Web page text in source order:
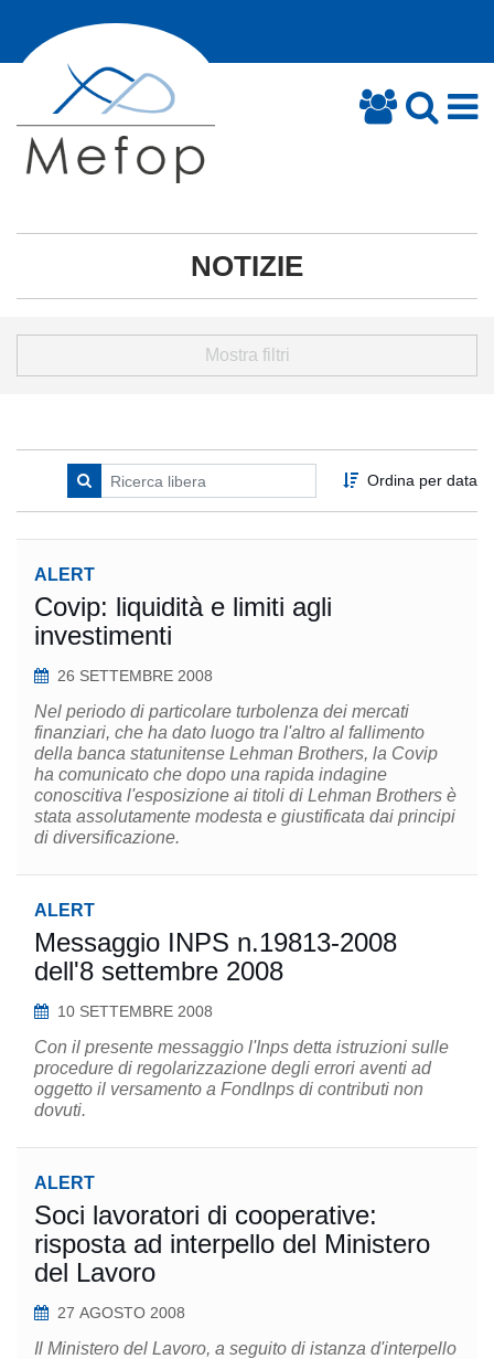
NOTIZIE
Mostra filtri
Ordina per data
ALERT
Covip: liquidità e limiti agli
investimenti
26 SETTEMBRE 2008
Nel periodo di particolare turbolenza dei mercati
finanziari, che ha dato luogo tra l'altro al fallimento
della banca statunitense Lehman Brothers, la Covip
ha comunicato che dopo una rapida indagine
conoscitiva l'esposizione ai titoli di Lehman Brothers è
stata assolutamente modesta e giustificata dai principi
di diversificazione.
ALERT
Messaggio INPS n.19813-2008
dell'8 settembre 2008
10 SETTEMBRE 2008
Con il presente messaggio l'Inps detta istruzioni sulle
procedure di regolarizzazione degli errori aventi ad
oggetto il versamento a FondInps di contributi non
dovuti.
ALERT
Soci lavoratori di cooperative:
risposta ad interpello del Ministero
del Lavoro
27 AGOSTO 2008
Il Ministero del Lavoro, a seguito di istanza d'interpello